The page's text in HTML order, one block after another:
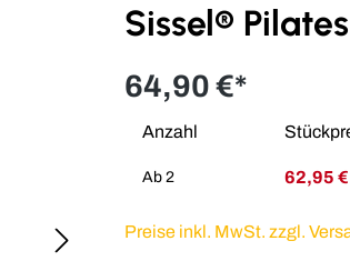
Sissel®
64,90 €*
Anzahl
Ab 2 62,95 €
Preise inkl. MwSt. zzgl.